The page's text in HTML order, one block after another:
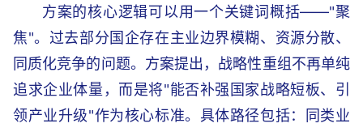
方案的核心逻辑可以用一个关键词概括——"聚
焦"。过去部分国企存在主业边界模糊、资源分散、
同质化竞争的问题。方案提出，战略性重组不再单纯
追求企业体量，而是将"能否补强国家战略短板、引
领产业升级"作为核心标准。具体路径包括：同类业